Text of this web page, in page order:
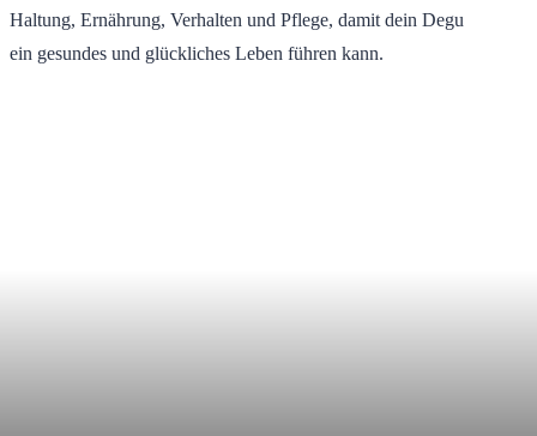
Haltung, Ernährung, Verhalten und Pflege, damit dein Degu
ein gesundes und glückliches Leben führen kann.